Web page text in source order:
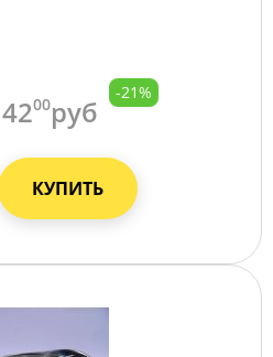
4200руб
-21%
КУПИТЬ